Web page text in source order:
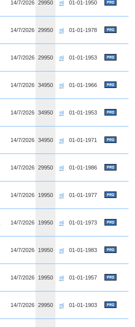
14/7/2026 29950 nl 01-01-1950
14/7/2026 29950 nl 01-01-1978
14/7/2026 29950 nl 01-01-1953
14/7/2026 34950 nl 01-01-1966
14/7/2026 34950 nl 01-01-1953
14/7/2026 34950 nl 01-01-1971
14/7/2026 29950 nl 01-01-1986
14/7/2026 19950 nl 01-01-1977
14/7/2026 19950 nl 01-01-1973
14/7/2026 19950 nl 01-01-1983
14/7/2026 19950 nl 01-01-1957
14/7/2026 29950 nl 01-01-1903